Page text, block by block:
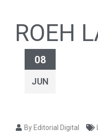
ROEH
08
JUN
By Editorial Digital